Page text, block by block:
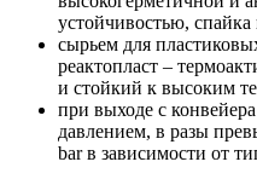
устойчивостью, спайка
сырьем для
реактопласт –
и стойкий к высоким
при выходе с
давлением, в разы
bar в зависимости от